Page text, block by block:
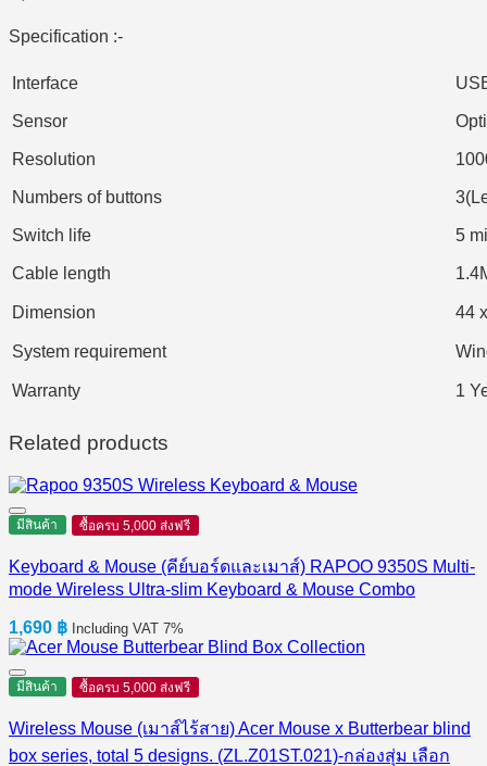
Specification :-
Interface
Sensor
Resolution
Numbers of buttons
Switch life 5
Cable length
Dimension 44
System requirement
Warranty 1
Related products
มีสินค้า ซื้อครบ 5,000 ส่งฟรี
Keyboard & Mouse (คีย์บอร์ดและเมาส์) RAPOO 9350S Multi-
mode Wireless Ultra-slim Keyboard & Mouse Combo
1,690 ฿ Including VAT 7%
มีสินค้า ซื้อครบ 5,000 ส่งฟรี
Wireless Mouse (เมาส์ไร้สาย) Acer Mouse x Butterbear blind
box series, total 5 designs. (ZL.Z01ST.021)-กล่องสุ่ม เลือก